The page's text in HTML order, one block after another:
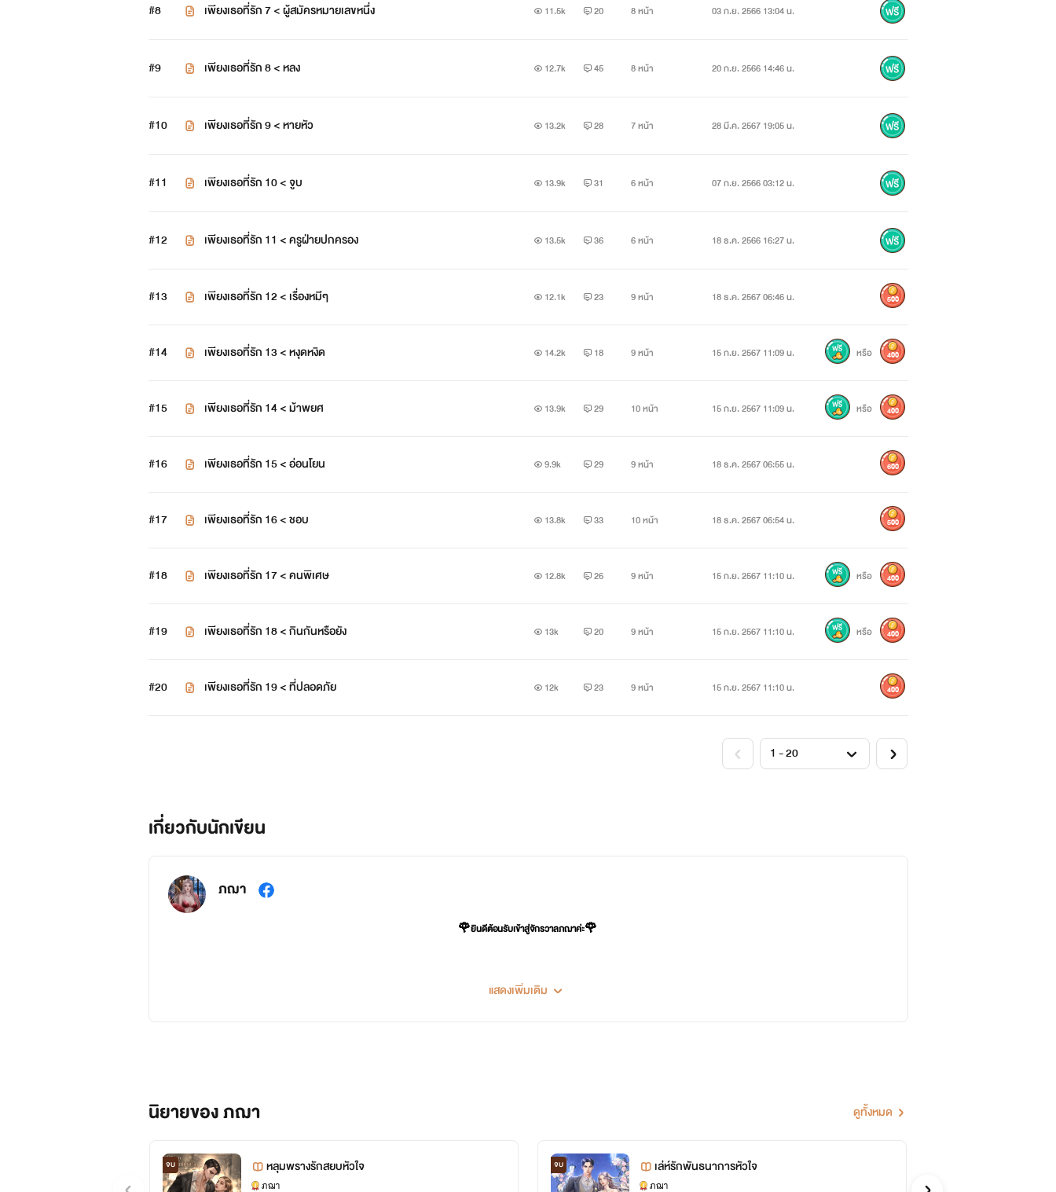
#8 เพียงเธอที่รัก 7 < ผู้สมัครหมายเลขหนึ่ง 11.5k 20 8 หน้า 03 ก.ย. 2566 13:04 น.
#9 เพียงเธอที่รัก 8 < หลง 12.7k 45 8 หน้า 20 ก.ย. 2566 14:46 น.
#10 เพียงเธอที่รัก 9 < หายหัว 13.2k 28 7 หน้า 28 มี.ค. 2567 19:05 น.
#11 เพียงเธอที่รัก 10 < จูบ 13.9k 31 6 หน้า 07 ก.ย. 2566 03:12 น.
#12 เพียงเธอที่รัก 11 < ครูฝ่ายปกครอง 13.5k 36 6 หน้า 18 ธ.ค. 2566 16:27 น.
#13 เพียงเธอที่รัก 12 < เรื่องหมีๆ 12.1k 23 9 หน้า 18 ธ.ค. 2567 06:46 น. 500
#14 เพียงเธอที่รัก 13 < หงุดหงิด 14.2k 18 9 หน้า 15 ก.ย. 2567 11:09 น. หรือ 400
#15 เพียงเธอที่รัก 14 < ม้าพยศ 13.9k 29 10 หน้า 15 ก.ย. 2567 11:09 น. หรือ 400
#16 เพียงเธอที่รัก 15 < อ่อนโยน 9.9k 29 9 หน้า 18 ธ.ค. 2567 06:55 น. 600
#17 เพียงเธอที่รัก 16 < ชอบ 13.8k 33 10 หน้า 18 ธ.ค. 2567 06:54 น. 500
#18 เพียงเธอที่รัก 17 < คนพิเศษ 12.8k 26 9 หน้า 15 ก.ย. 2567 11:10 น. หรือ 400
#19 เพียงเธอที่รัก 18 < กินกันหรือยัง 13k 20 9 หน้า 15 ก.ย. 2567 11:10 น. หรือ 400
#20 เพียงเธอที่รัก 19 < ที่ปลอดภัย 12k 23 9 หน้า 15 ก.ย. 2567 11:10 น. 400
เกี่ยวกับนักเขียน
ภฌา
🌹ยินดีต้อนรับเข้าสู่จักรวาลภฌาค่ะ🌹
ปราบพยศยัยตัวร้าย (นานา-ควินตัน)
กับดักรักรุ่นพี่ตัวร้าย (พราวชมพู-บาส)
แสดงเพิ่มเติม
นิยายของ ภฌา ดูทั้งหมด
จบ หลุมพรางรักสยบหัวใจ
ภฌา
จบ เล่ห์รักพันธนาการหัวใจ
ภฌา